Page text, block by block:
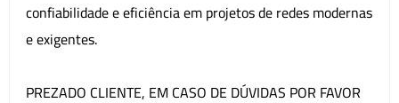
confiabilidade e eficiência em projetos de redes modernas
e exigentes.
PREZADO CLIENTE, EM CASO DE DÚVIDAS POR FAVOR